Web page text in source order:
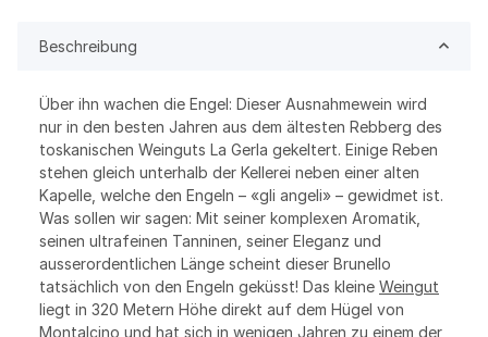
Beschreibung
Über ihn wachen die Engel: Dieser Ausnahmewein wird
nur in den besten Jahren aus dem ältesten Rebberg des
toskanischen Weinguts La Gerla gekeltert. Einige Reben
stehen gleich unterhalb der Kellerei neben einer alten
Kapelle, welche den Engeln – «gli angeli» – gewidmet ist.
Was sollen wir sagen: Mit seiner komplexen Aromatik,
seinen ultrafeinen Tanninen, seiner Eleganz und
ausserordentlichen Länge scheint dieser Brunello
tatsächlich von den Engeln geküsst! Das kleine Weingut
liegt in 320 Metern Höhe direkt auf dem Hügel von
Montalcino und hat sich in wenigen Jahren zu einem der